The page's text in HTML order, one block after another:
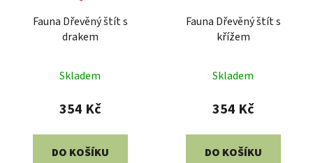
Fauna Dřevěný štít s
drakem
Skladem
354 Kč
DO KOŠÍKU
Fauna Dřevěný štít s
křížem
Skladem
354 Kč
DO KOŠÍKU